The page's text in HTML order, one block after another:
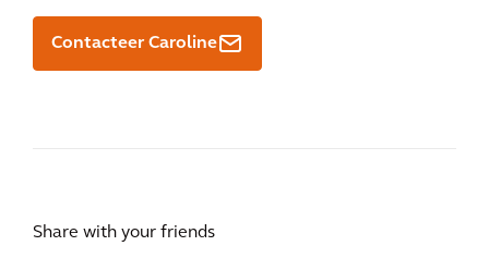
Contacteer Caroline
Share with your friends